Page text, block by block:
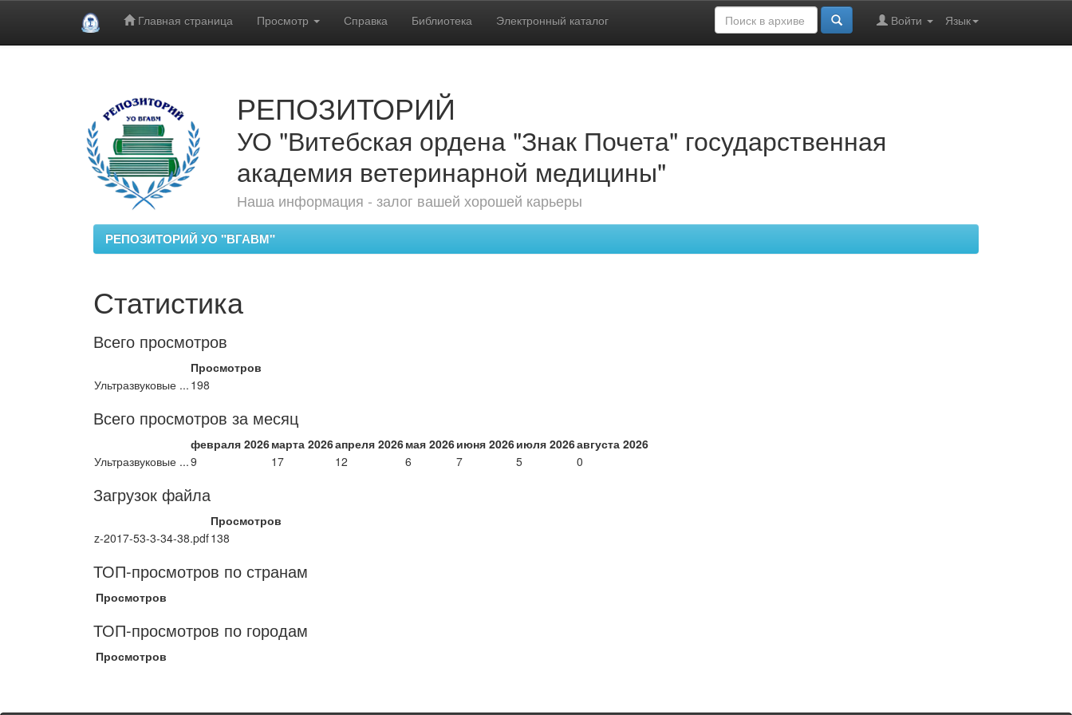
Главная страница Просмотр Справка Библиотека Электронный каталог Язык
Войти
РЕПОЗИТОРИЙ
УО "Витебская ордена "Знак Почета" государственная
академия ветеринарной медицины"
Наша информация - залог вашей хорошей карьеры
РЕПОЗИТОРИЙ УО "ВГАВМ"
Статистика
Всего просмотров
Просмотров
Ультразвуковые ... 198
Всего просмотров за месяц
февраля 2026марта 2026апреля 2026мая 2026июня 2026июля 2026августа 2026
Ультразвуковые ...9 17 12 6 7 5 0
Загрузок файла
Просмотров
z-2017-53-3-34-38.pdf138
ТОП-просмотров по странам
Просмотров
ТОП-просмотров по городам
Просмотров